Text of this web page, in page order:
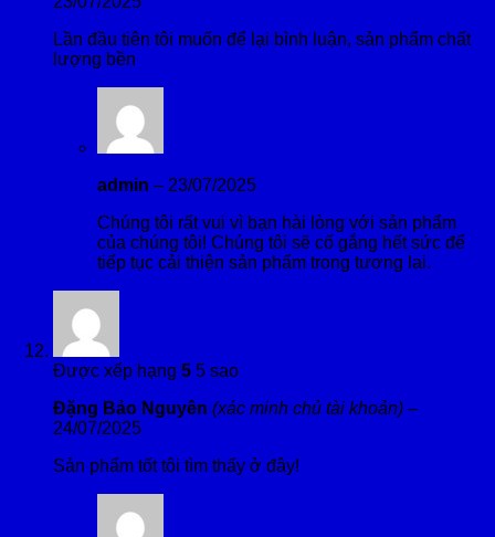
Lần đầu tiên tôi muốn để lại bình luận, sản phẩm chất
lượng bền
admin – 23/07/2025
Chúng tôi rất vui vì bạn hài lòng với sản phẩm
của chúng tôi! Chúng tôi sẽ cố gắng hết sức để
tiếp tục cải thiện sản phẩm trong tương lai.
Được xếp hạng 5 5 sao
Đặng Bảo Nguyên (xác minh chủ tài khoản) –
24/07/2025
Sản phẩm tốt tôi tìm thấy ở đây!